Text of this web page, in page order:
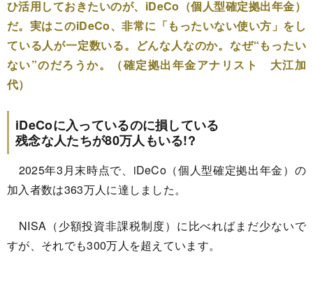
ひ活用しておきたいのが、iDeCo（個人型確定拠出年金）
だ。実はこのiDeCo、非常に「もったいない使い方」をし
ている人が一定数いる。どんな人なのか。なぜ“もったい
ない”のだろうか。（確定拠出年金アナリスト 大江加
代）
iDeCoに入っているのに損している
残念な人たちが80万人もいる!?
2025年3月末時点で、iDeCo（個人型確定拠出年金）の
加入者数は363万人に達しました。
NISA（少額投資非課税制度）に比べればまだ少ないで
すが、それでも300万人を超えています。